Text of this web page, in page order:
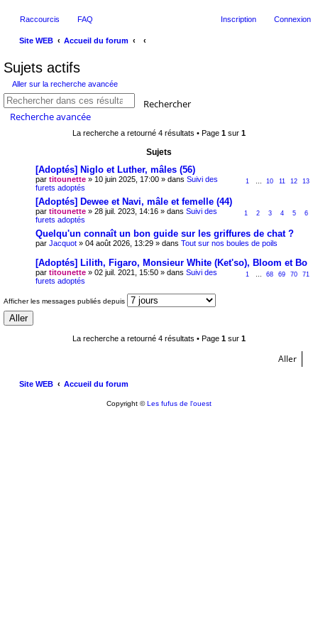
Raccourcis FAQ Connexion
Inscription
Site WEB
Accueil du forum
Sujets actifs
Aller sur la recherche avancée
Rechercher
Recherche avancée
La recherche a retourné 4 résultats • Page 1 sur 1
Sujets
[Adoptés] Niglo et Luther, mâles (56)
1 10 11 12 13
par titounette » 10 juin 2025, 17:00 » dans Suivi des
furets adoptés
[Adoptés] Dewee et Navi, mâle et femelle (44)
1 2 3 4 5 6
par titounette » 28 juil. 2023, 14:16 » dans Suivi des
furets adoptés
Quelqu'un connaît un bon guide sur les griffures de chat ?
par Jacquot » 04 août 2026, 13:29 » dans Tout sur nos boules de poils
[Adoptés] Lilith, Figaro, Monsieur White (Ket'so), Bloom et Bo
1 68 69 70 71
par titounette » 02 juil. 2021, 15:50 » dans Suivi des
furets adoptés
Afficher les messages publiés depuis
La recherche a retourné 4 résultats • Page 1 sur 1
Aller
Site WEB Accueil du forum
Copyright ©Les fufus de l'ouest